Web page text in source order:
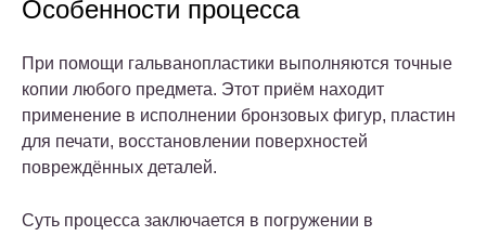
Особенности процесса
При помощи гальванопластики выполняются точные
копии любого предмета. Этот приём находит
применение в исполнении бронзовых фигур, пластин
для печати, восстановлении поверхностей
повреждённых деталей.
Суть процесса заключается в погружении в